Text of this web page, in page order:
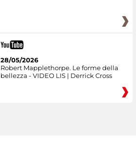
28/05/2026
Robert Mapplethorpe. Le forme della
bellezza - VIDEO LIS | Derrick Cross